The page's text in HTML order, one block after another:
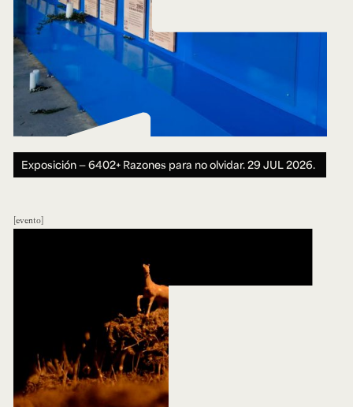
Exposición — 6402+ Razones para no olvidar.29 JUL 2026.
evento